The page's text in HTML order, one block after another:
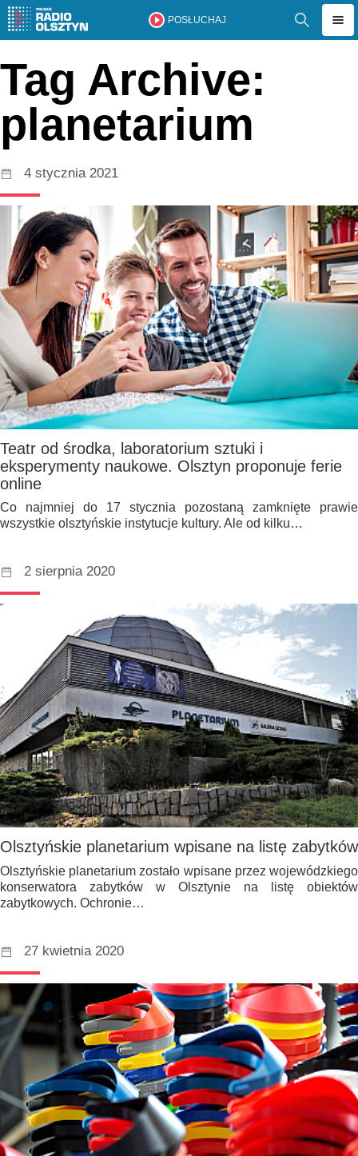
POSŁUCHAJ
Tag Archive:
planetarium
4 stycznia 2021
Teatr od środka, laboratorium sztuki i
eksperymenty naukowe. Olsztyn proponuje ferie
online
Co najmniej do 17 stycznia pozostaną zamknięte prawie
wszystkie olsztyńskie instytucje kultury. Ale od kilku…
2 sierpnia 2020
Olsztyńskie planetarium wpisane na listę zabytków
Olsztyńskie planetarium zostało wpisane przez wojewódzkiego
konserwatora zabytków w Olsztynie na listę obiektów
zabytkowych. Ochronie…
27 kwietnia 2020